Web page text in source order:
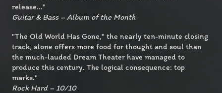
release..."
Guitar & Bass – Album of the Month
"The Old World Has Gone," the nearly ten-minute closing
track, alone offers more food for thought and soul than
the much-lauded Dream Theater have managed to
produce this century. The logical consequence: top
marks."
Rock Hard – 10/10